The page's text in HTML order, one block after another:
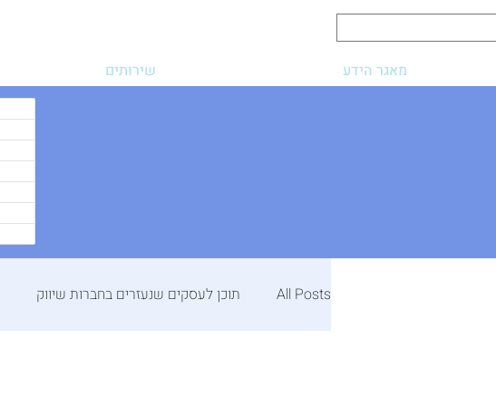
מאגר הידע שירותים
All Posts תוכן לעסקים שנעזרים בחברות שיווק